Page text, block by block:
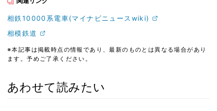
相鉄10000系電車(マイナビニュースwiki)
相模鉄道
※本記事は掲載時点の情報であり、最新のものとは異なる場合があり
ます。予めご了承ください。
あわせて読みたい